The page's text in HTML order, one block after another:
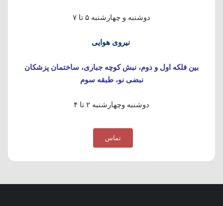
دوشنبه و چهارشنبه ۵ تا ۷
نیروی هوایی
بین فلکه اول و دوم، نبش کوچه جباری، ساختمان پزشکان
نبضی نو، طبقه سوم
دوشنبه وچهارشنبه ۲ تا ۴
تماس